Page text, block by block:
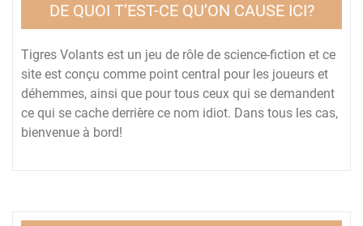
DE QUOI T’EST-CE QU’ON CAUSE ICI?
Tigres Volants est un jeu de rôle de science-fiction et ce
site est conçu comme point central pour les joueurs et
déhemmes, ainsi que pour tous ceux qui se demandent
ce qui se cache derrière ce nom idiot. Dans tous les cas,
bienvenue à bord!